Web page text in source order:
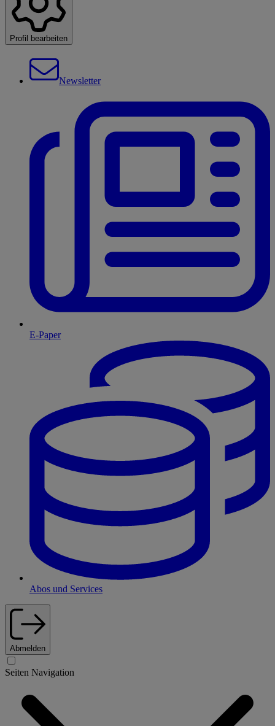
Profil bearbeiten
Newsletter
E-Paper
Abos und Services
Abmelden
Seiten Navigation